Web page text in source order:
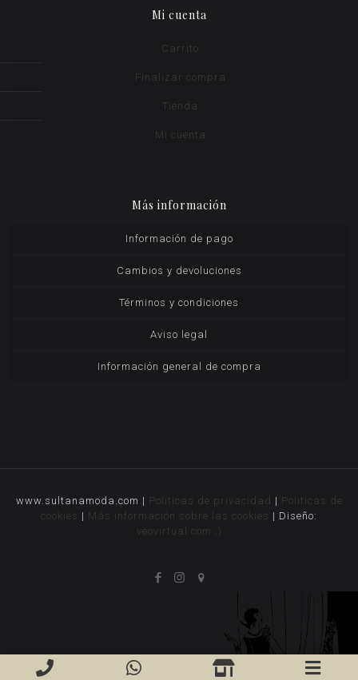
Mi cuenta
Carrito
Finalizar compra
Tienda
Mi cuenta
Más información
Información de pago
Cambios y devoluciones
Términos y condiciones
Aviso legal
Información general de compra
www.sultanamoda.com | Politicas de privacidad | Politicas de
cookies | Más información sobre las cookies | Diseño:
veovirtual.com
;)